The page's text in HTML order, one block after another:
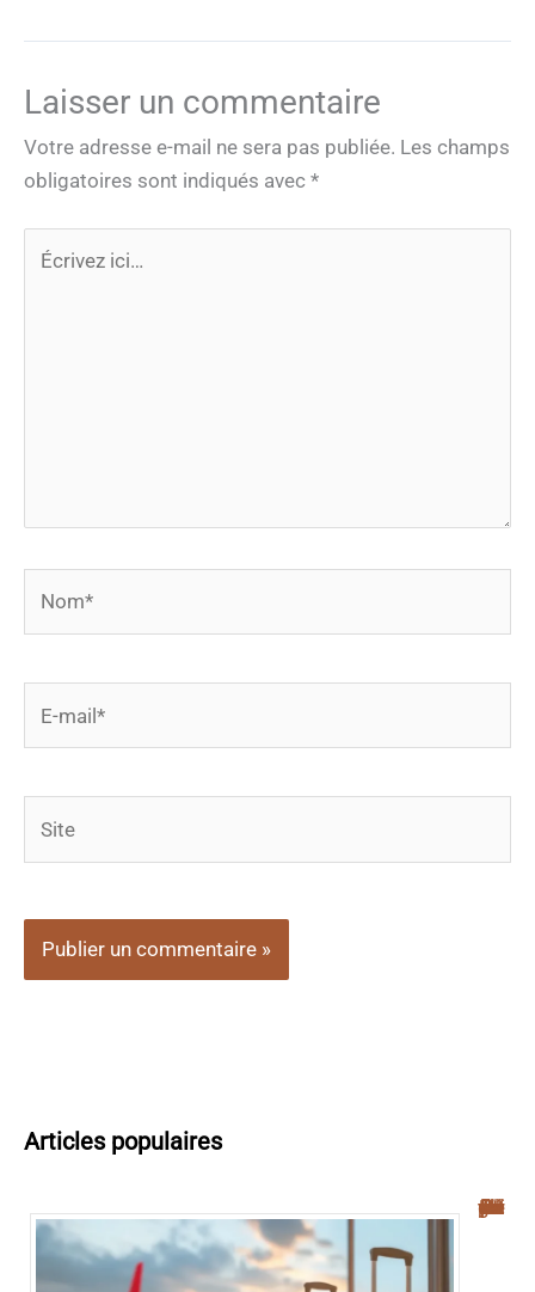
Laisser un commentaire
Votre adresse e-mail ne sera pas publiée. Les champs
obligatoires sont indiqués avec *
mail*
Articles populaires
Navette aéroport Palerme : guide complet pour un transfert facile vers le centre-ville